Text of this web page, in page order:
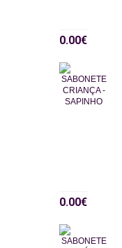
0.00€
0.00€